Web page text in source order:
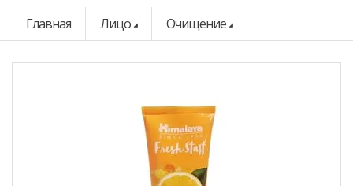
Главная Лицо Очищение